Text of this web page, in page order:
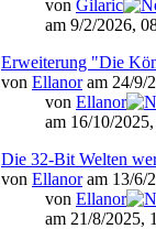
von Gilaric
am 9/2/2026,
Erweiterung "Die
von Ellanoram 24/9/
von Ellanor
am 16/10/
Die 32-Bit Welten
von Ellanoram 13/6/
von Ellanor
am 21/8/2025,